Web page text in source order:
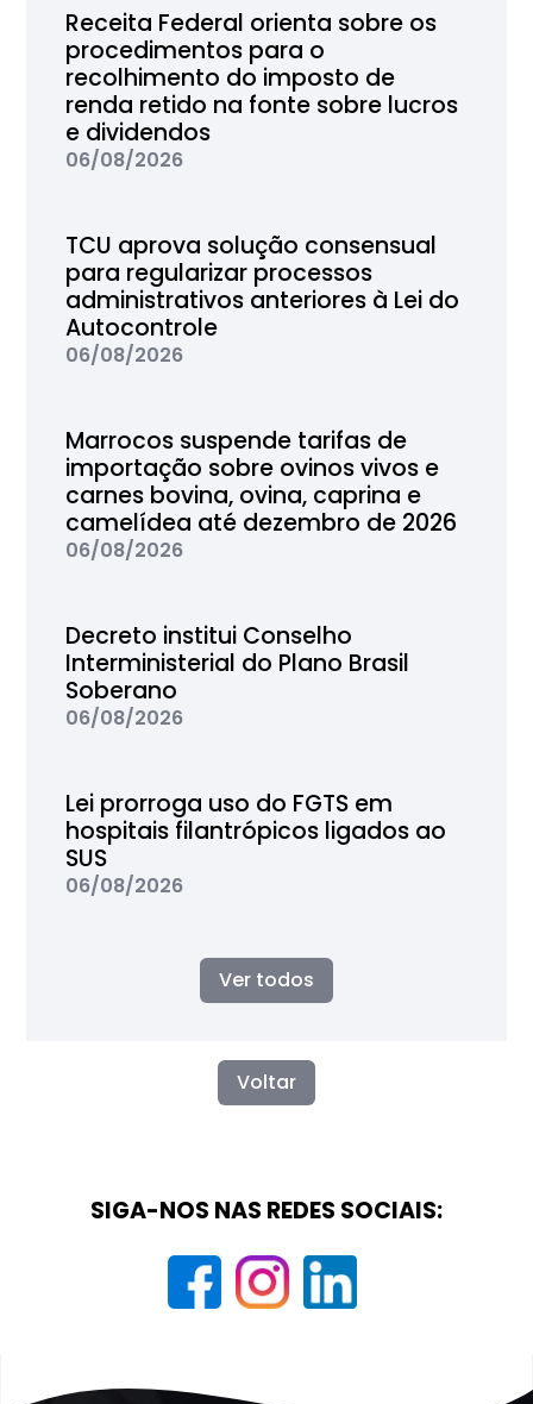
Receita Federal orienta sobre os
procedimentos para o
recolhimento do imposto de
renda retido na fonte sobre lucros
e dividendos
06/08/2026
TCU aprova solução consensual
para regularizar processos
administrativos anteriores à Lei do
Autocontrole
06/08/2026
Marrocos suspende tarifas de
importação sobre ovinos vivos e
carnes bovina, ovina, caprina e
camelídea até dezembro de 2026
06/08/2026
Decreto institui Conselho
Interministerial do Plano Brasil
Soberano
06/08/2026
Lei prorroga uso do FGTS em
hospitais filantrópicos ligados ao
SUS
06/08/2026
Ver todos
Voltar
SIGA-NOS NAS REDES SOCIAIS: